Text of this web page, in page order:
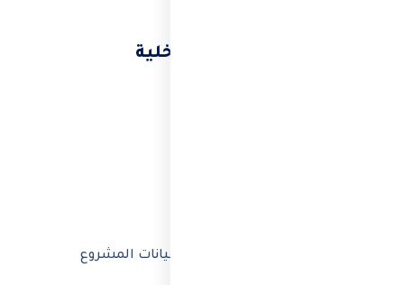
الرسائل الداخلية
خارجية
موحد. الموديل يبسط التعاون ويجمع بيانات المشروع